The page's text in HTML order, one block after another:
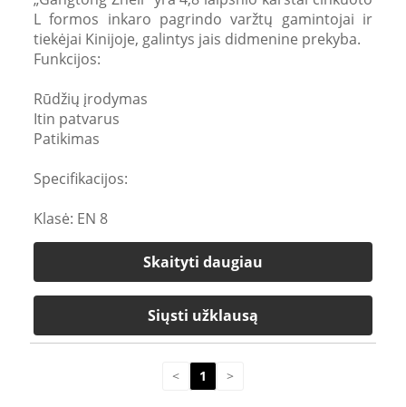
L formos inkaro pagrindo varžtų gamintojai ir
tiekėjai Kinijoje, galintys jais didmenine prekyba.
Funkcijos:
Rūdžių įrodymas
Itin patvarus
Patikimas
Specifikacijos:
Klasė: EN 8
Skaityti daugiau
Siųsti užklausą
< 1 >